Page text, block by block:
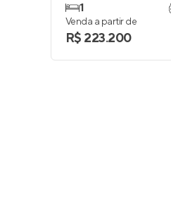
1
Venda a partir de
R$ 223.200